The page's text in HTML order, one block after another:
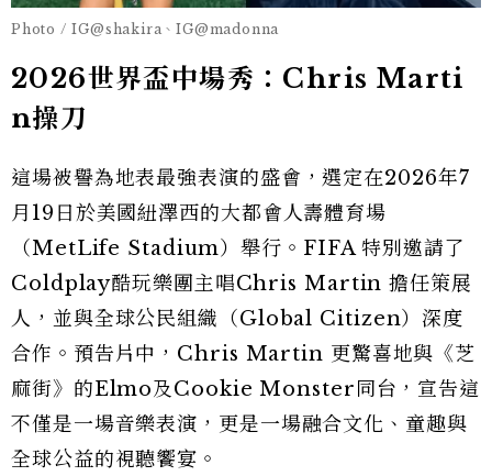
Photo / IG@shakira、IG@madonna
2026世界盃中場秀：Chris Marti
n操刀
這場被譽為地表最強表演的盛會，選定在2026年7
月19日於美國紐澤西的大都會人壽體育場
（MetLife Stadium）舉行。FIFA 特別邀請了
Coldplay酷玩樂團主唱Chris Martin 擔任策展
人，並與全球公民組織（Global Citizen）深度
合作。預告片中，Chris Martin 更驚喜地與《芝
麻街》的Elmo及Cookie Monster同台，宣告這
不僅是一場音樂表演，更是一場融合文化、童趣與
全球公益的視聽饗宴。